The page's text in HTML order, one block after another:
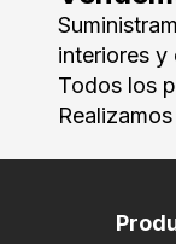
interiores y
Todos los